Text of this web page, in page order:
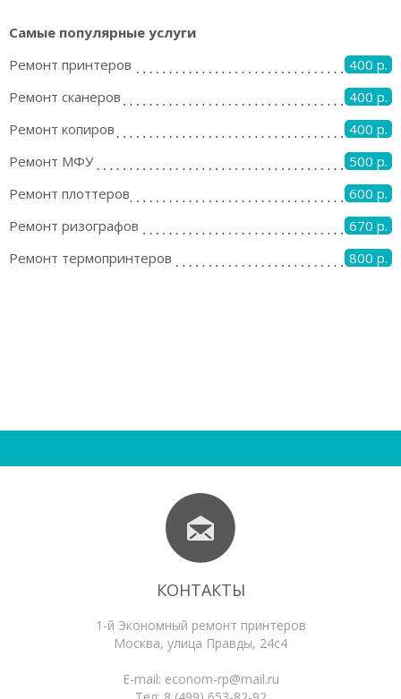
Самые популярные услуги
Ремонт принтеров
400 р.
Ремонт сканеров
400 р.
Ремонт копиров
400 р.
Ремонт МФУ
500 р.
Ремонт плоттеров
600 р.
Ремонт ризографов
670 р.
Ремонт термопринтеров
800 р.
КОНТАКТЫ
1-й Экономный ремонт принтеров
Москва, улица Правды, 24с4
E-mail: econom-rp@mail.ru